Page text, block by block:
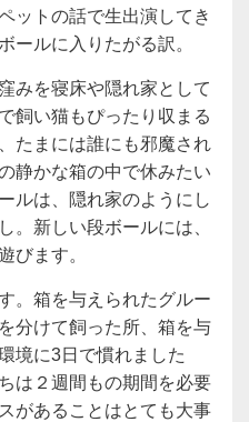
ットの話で生出演してき
ールに入りたがる訳。
みを寝床や隠れ家として
飼い猫もぴったり収まる
たまには誰にも邪魔され
静かな箱の中で休みたい
ルは、隠れ家のようにし
。新しい段ボールには、
びます。
。箱を与えられたグルー
分けて飼った所、箱を与
境に3日で慣れました
は２週間もの期間を必要
があることはとても大事